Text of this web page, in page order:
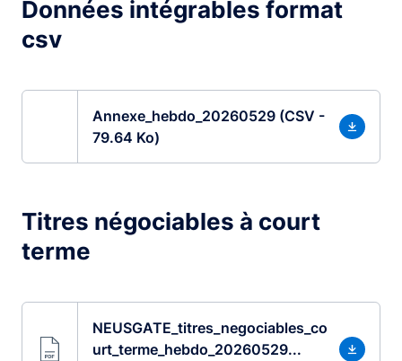
Données intégrables format
csv
Annexe_hebdo_20260529 (CSV -
79.64 Ko)
Titres négociables à court
terme
NEUSGATE_titres_negociables_co
urt_terme_hebdo_20260529...